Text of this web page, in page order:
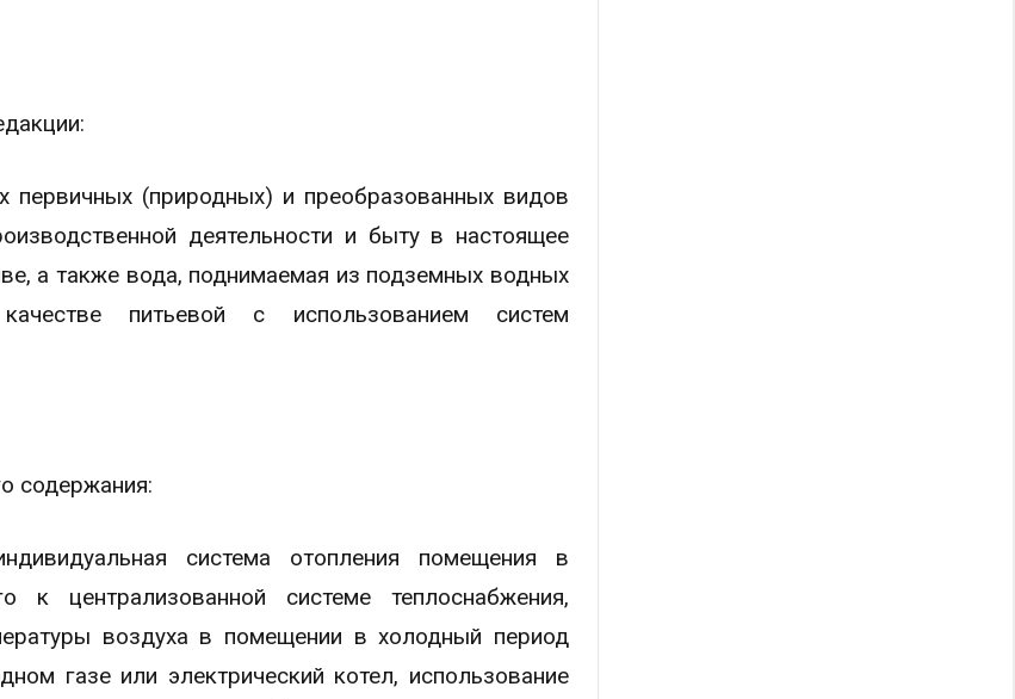
первичных (природных) и преобразованных видов
деятельности и быту в настоящее
а также вода, поднимаемая из подземных водных
питьевой с использованием систем
содержания:
система отопления помещения в
централизованной системе теплоснабжения,
воздуха в помещении в холодный период
газе или электрический котел, использование